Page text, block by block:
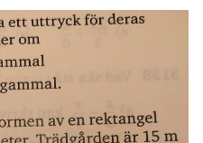
Funktioner
Geometri
Procent
Sannolikhet och statistik